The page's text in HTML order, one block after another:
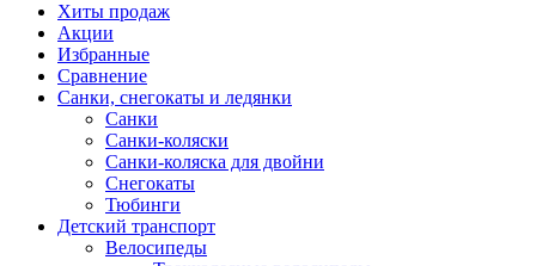
Хиты продаж
Акции
Избранные
Сравнение
Санки, снегокаты и ледянки
Санки
Санки-коляски
Санки-коляска для двойни
Снегокаты
Тюбинги
Детский транспорт
Велосипеды